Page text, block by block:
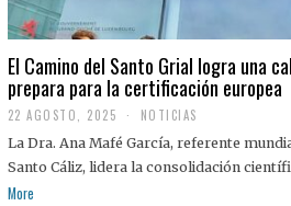
El Camino del Santo Grial logra una
prepara para la certificación europea
22 AGOSTO, 2025
2
A
G
NOTICIAS
La Dra. Ana Mafé García, referente
Santo Cáliz, lidera la consolidación
More